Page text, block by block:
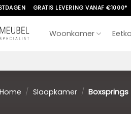
GRATIS LEVERING VANAF €1000*
Woonkamer
Home / Slaapkamer / Boxsprings